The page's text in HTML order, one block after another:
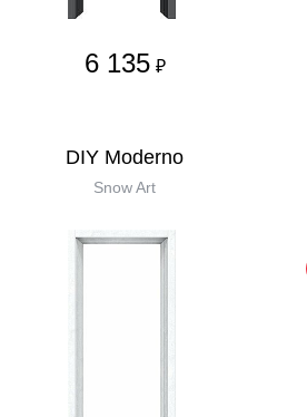
6 135 ₽
DIY Moderno
Snow Art